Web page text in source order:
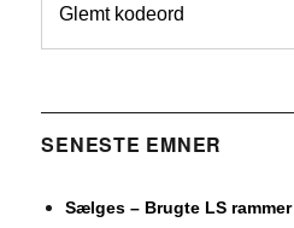
Glemt kodeord
SENESTE EMNER
Sælges – Brugte LS rammer